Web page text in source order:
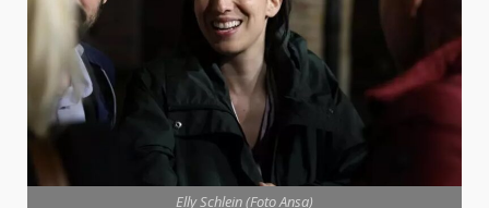
Elly Schlein (Foto Ansa)